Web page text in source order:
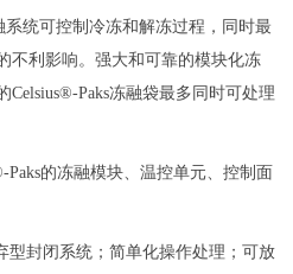
系统可控制冷冻和解冻过程，同时最
不利影响。强大和可靠的模块化冻
Paks冻融袋最多同时可处理
Paks的冻融模块、温控单元、控制面
型封闭系统；简单化操作处理；可放